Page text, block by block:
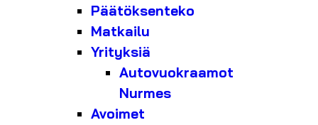
Päätöksenteko
Matkailu
Yrityksiä
Autovuokraamot
Nurmes
Avoimet